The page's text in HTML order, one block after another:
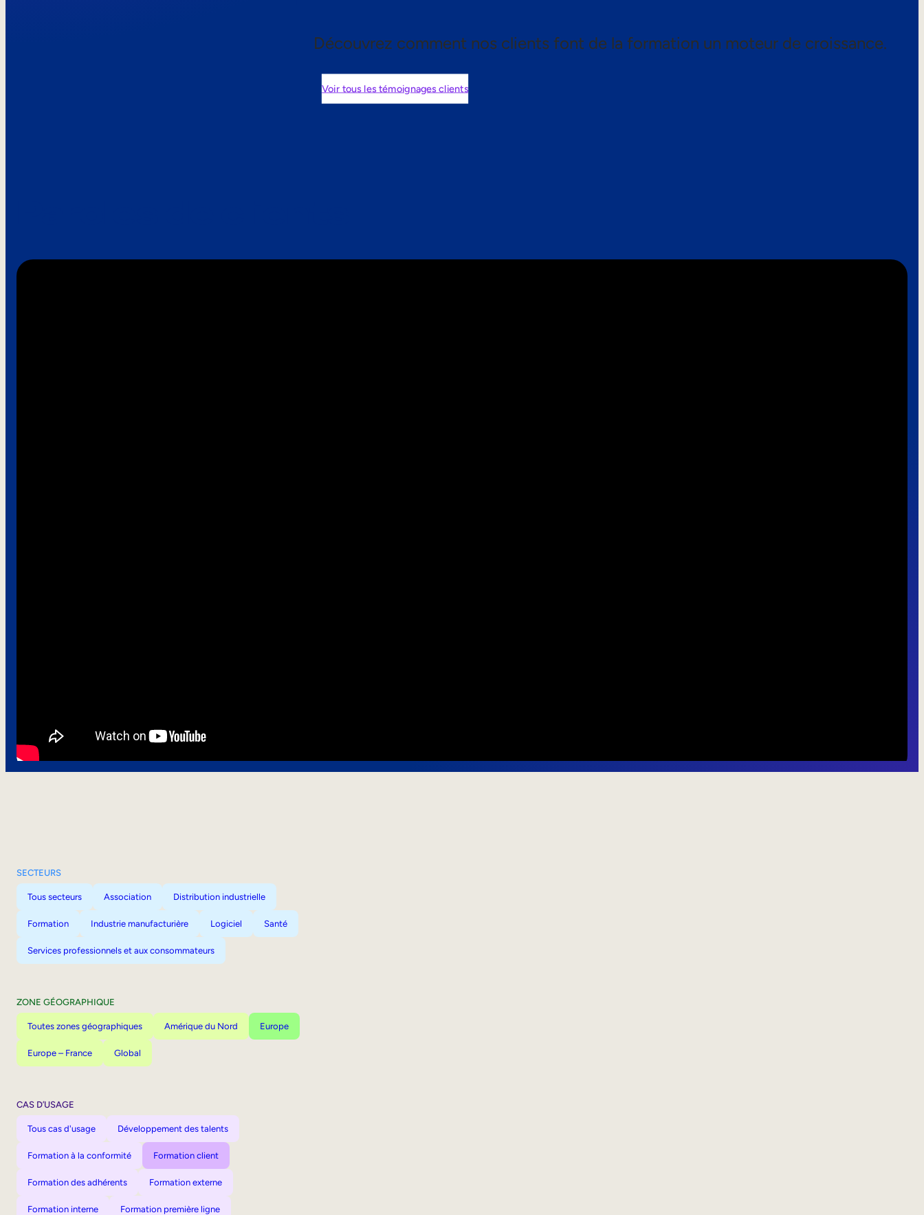
Découvrez comment nos clients font de la formation un moteur de croissance.
Voir tous les témoignages clients
SECTEURS
Tous secteurs Association Distribution industrielle
Formation Industrie manufacturière Logiciel Santé
Services professionnels et aux consommateurs
ZONE GÉOGRAPHIQUE
Toutes zones géographiques Amérique du Nord Europe
Europe – France Global
CAS D’USAGE
Tous cas d'usage Développement des talents
Formation à la conformité Formation client
Formation des adhérents Formation externe
Formation interne Formation première ligne